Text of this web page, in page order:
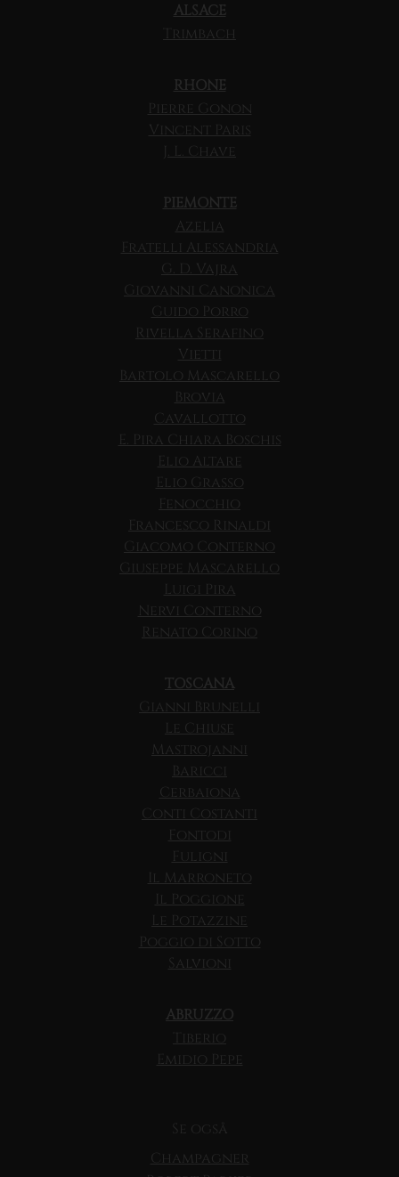
ALSACE
Trimbach
RHONE
Pierre Gonon
Vincent Paris
J. L. Chave
PIEMONTE
Azelia
Fratelli Alessandria
G. D. Vajra
Giovanni Canonica
Guido Porro
Rivella Serafino
Vietti
Bartolo Mascarello
Brovia
Cavallotto
E. Pira Chiara Boschis
Elio Altare
Elio Grasso
Fenocchio
Francesco Rinaldi
Giacomo Conterno
Giuseppe Mascarello
Luigi Pira
Nervi Conterno
Renato Corino
TOSCANA
Gianni Brunelli
Le Chiuse
Mastrojanni
Baricci
Cerbaiona
Conti Costanti
Fontodi
Fuligni
Il Marroneto
Il Poggione
Le Potazzine
Poggio di Sotto
Salvioni
ABRUZZO
Tiberio
Emidio Pepe
Se også
Champagner